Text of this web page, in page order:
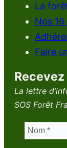
La
Nos
Faire
Recevez
La lettre
SOS Forêt